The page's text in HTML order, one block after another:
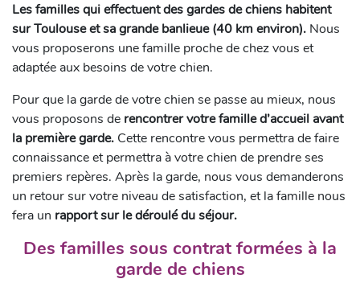
Les familles qui effectuent des gardes de chiens habitent
sur Toulouse et sa grande banlieue (40 km environ). Nous
vous proposerons une famille proche de chez vous et
adaptée aux besoins de votre chien.
Pour que la garde de votre chien se passe au mieux, nous
vous proposons de rencontrer votre famille d’accueil avant
la première garde. Cette rencontre vous permettra de faire
connaissance et permettra à votre chien de prendre ses
premiers repères. Après la garde, nous vous demanderons
un retour sur votre niveau de satisfaction, et la famille nous
fera un rapport sur le déroulé du séjour.
Des familles sous contrat formées à la
garde de chiens